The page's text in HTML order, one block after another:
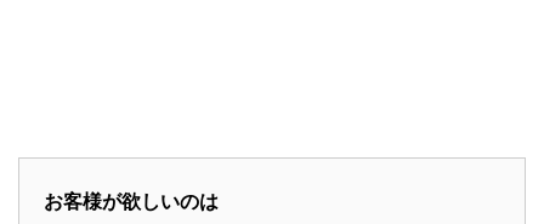
お客様が欲しいのは